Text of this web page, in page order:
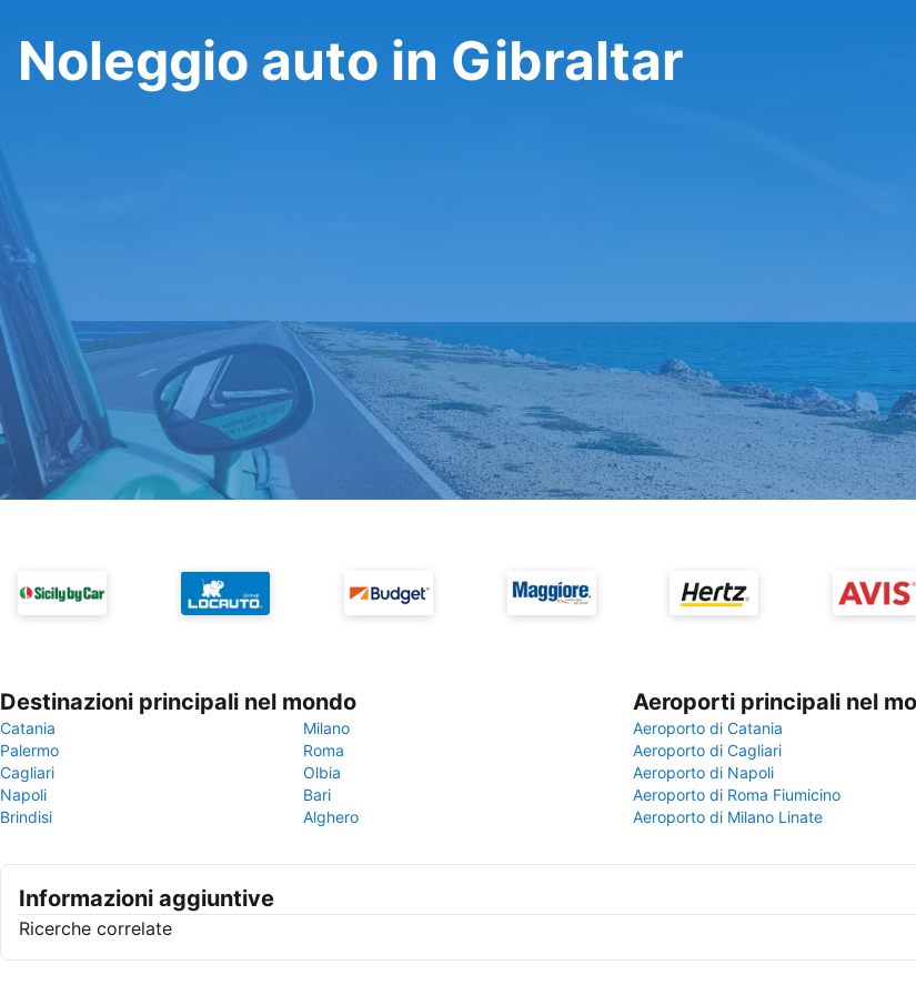
Noleggio auto in Gibraltar
Destinazioni principali nel mondo
Catania
Milano
Palermo
Roma
Cagliari
Olbia
Napoli
Bari
Brindisi
Alghero
Aeroporti principali nel
Aeroporto di Catania
Aeroporto di Cagliari
Aeroporto di Napoli
Aeroporto di Roma Fiumicino
Aeroporto di Milano Linate
Informazioni aggiuntive
Ricerche correlate